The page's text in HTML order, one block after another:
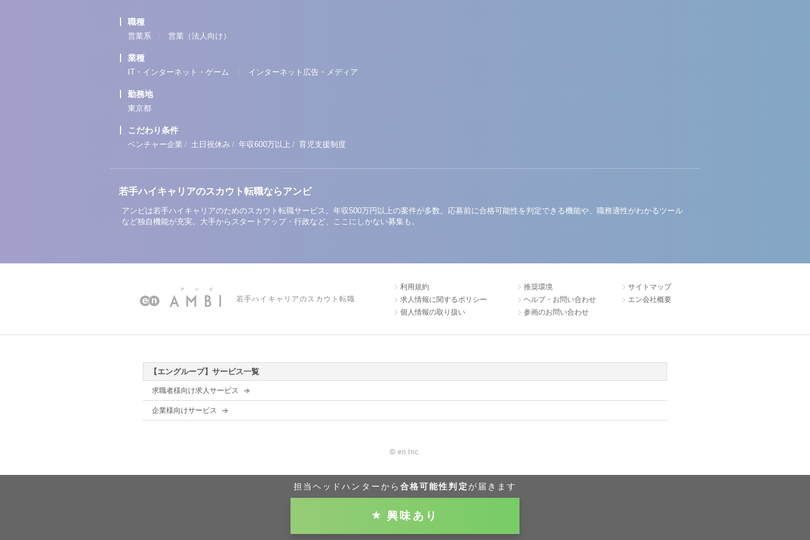
担当ヘッドハンターから 合格可能性判定 が届きます
興味あり
職種
営業系 営業（法人向け）
業種
IT・インターネット・ゲーム インターネット広告・メディア
勤務地
東京都
こだわり条件
ベンチャー企業 / 土日祝休み / 年収600万以上 / 育児支援制度
若手ハイキャリアのスカウト転職ならアンビ
アンビは若手ハイキャリアのためのスカウト転職サービス。年収500万円以上の案件が多数。応募前に合格可能性を判定できる機能や、職務適性がわかるツール
など独自機能が充実。大手からスタートアップ・行政など、ここにしかない募集も。
若手ハイキャリアのスカウト転職
利用規約
求人情報に関するポリシー
個人情報の取り扱い
推奨環境
ヘルプ・お問い合わせ
参画のお問い合わせ
サイトマップ
エン会社概要
【エングループ】サービス一覧
求職者様向け求人サービス
企業様向けサービス
© en Inc.